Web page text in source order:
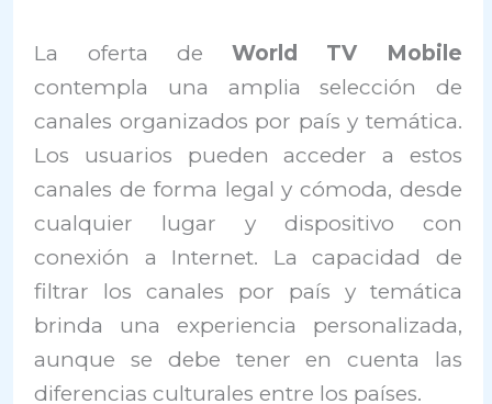
La oferta deWorld TV Mobile
contempla una amplia selección de
canales organizados por país y temática.
Los usuarios pueden acceder a estos
canales de forma legal y cómoda, desde
cualquier lugar y dispositivo con
conexión a Internet. La capacidad de
filtrar los canales por país y temática
brinda una experiencia personalizada,
aunque se debe tener en cuenta las
diferencias culturales entre los países.